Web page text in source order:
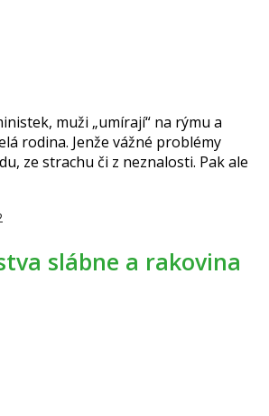
muži „umírají“ na rýmu a
rodina. Jenže vážné problémy
ze strachu či z neznalosti. Pak ale